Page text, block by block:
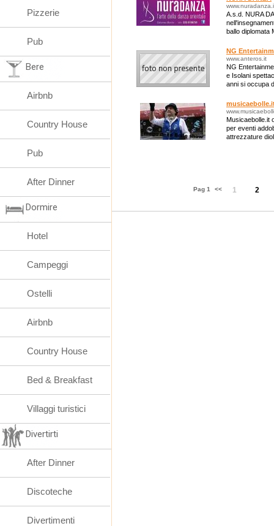
A.s.d. NURA
ballo diplomata
NG
www.anteros.it
NG
e Isolani
anni si occupa
Musicaebolle.it
per eventi
attrezzature
Pag 1 << 1 2
Pizzerie
Pub
Bere
Airbnb
Country House
Pub
After Dinner
Dormire
Hotel
Campeggi
Ostelli
Airbnb
Country House
Bed & Breakfast
Villaggi turistici
Divertirti
After Dinner
Discoteche
Divertimenti